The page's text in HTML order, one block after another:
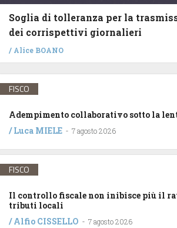
Soglia di tolleranza per la
dei corrispettivi giornalieri
/ Alice BOANO
FISCO
Adempimento collaborativo sotto la
/Luca MIELE - 7 agosto 2026
FISCO
Il controllo fiscale non inibisce più il
tributi locali
/Alfio CISSELLO - 7 agosto 2026